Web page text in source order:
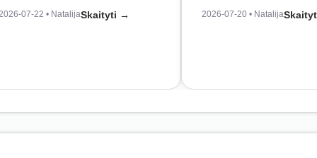
07-22 • NatalijaSkaityti → 2026-07-20 • Natalija